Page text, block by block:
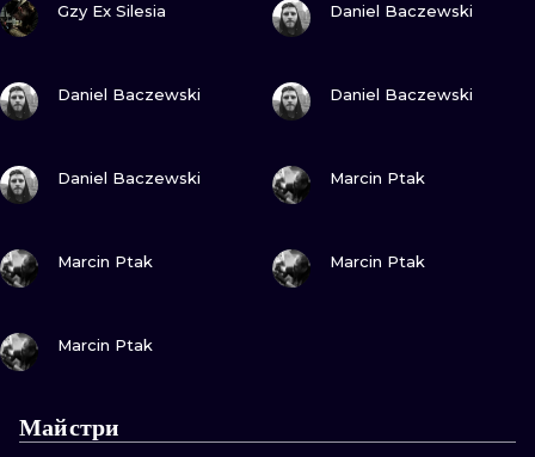
Gzy Ex Silesia Daniel Baczewski
Daniel Baczewski Daniel Baczewski
Daniel Baczewski Marcin Ptak
Marcin Ptak Marcin Ptak
Marcin Ptak
Майстри